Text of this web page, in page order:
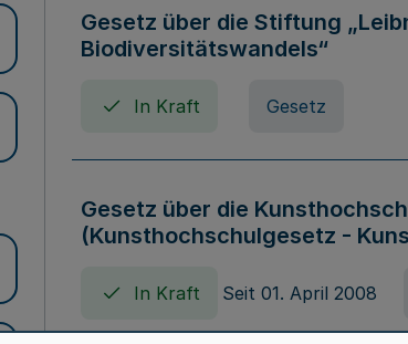
Gesetz über die Stiftung
Biodiversitätswandels“
In Kraft Gesetz
Gesetz über die
(Kunsthochschulgesetz -
In Kraft Seit 01. April 2008